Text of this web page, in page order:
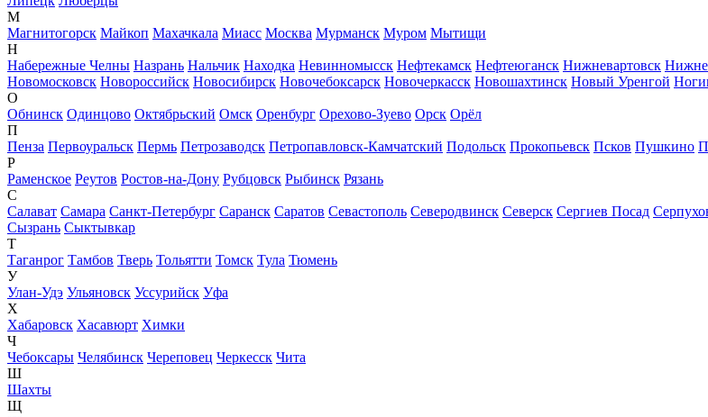
М
Магнитогорск Майкоп Махачкала Миасс Москва Мурманск Муром Мытищи
Н
Набережные Челны Назрань Нальчик Находка Невинномысск Нефтекамск Нефтеюганск Нижневартовск
Новомосковск Новороссийск Новосибирск Новочебоксарск Новочеркасск Новошахтинск Новый Уренгой
О
Обнинск Одинцово Октябрьский Омск Оренбург Орехово-Зуево Орск Орёл
П
Пенза Первоуральск Пермь Петрозаводск Петропавловск-Камчатский Подольск Прокопьевск Псков Пушкино
Р
Раменское Реутов Ростов-на-Дону Рубцовск Рыбинск Рязань
С
Салават Самара Санкт-Петербург Саранск Саратов Севастополь Северодвинск Северск Сергиев Посад
Сызрань Сыктывкар
Т
Таганрог Тамбов Тверь Тольятти Томск Тула Тюмень
У
Улан-Удэ Ульяновск Уссурийск Уфа
Х
Хабаровск Хасавюрт Химки
Ч
Чебоксары Челябинск Череповец Черкесск Чита
Ш
Шахты
Щ